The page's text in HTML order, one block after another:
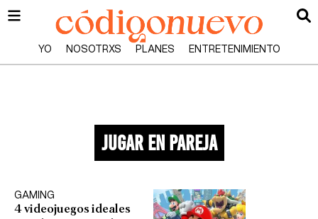
YO NOSOTRXS PLANES ENTRETENIMIENTO
jugar en pareja
GAMING
4 videojuegos ideales